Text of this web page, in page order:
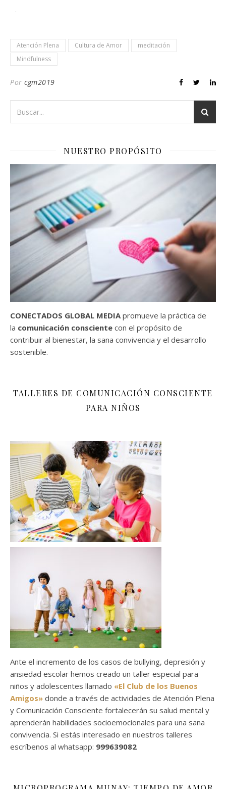
.
Atención Plena Cultura de Amor
meditación
Mindfulness
Por cgm2019
NUESTRO PROPÓSITO
CONECTADOS GLOBAL MEDIA promueve la práctica de
la comunicación consciente con el propósito de
contribuir al bienestar, la sana convivencia y el desarrollo
sostenible.
TALLERES DE COMUNICACIÓN CONSCIENTE
PARA NIÑOS
Ante el incremento de los casos de bullying, depresión y
ansiedad escolar hemos creado un taller especial para
niños y adolescentes llamado «El Club de los Buenos
Amigos» donde a través de actividades de Atención Plena
y Comunicación Consciente fortalecerán su salud mental y
aprenderán habilidades socioemocionales para una sana
convivencia. Si estás interesado en nuestros talleres
escríbenos al whatsapp: 999639082